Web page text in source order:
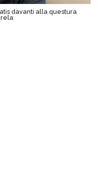
davanti alla questura